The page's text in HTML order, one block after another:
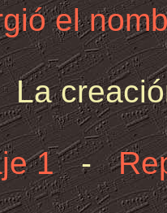
el
La
1-